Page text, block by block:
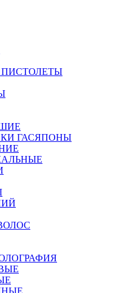
ГАСЯПОНЫ